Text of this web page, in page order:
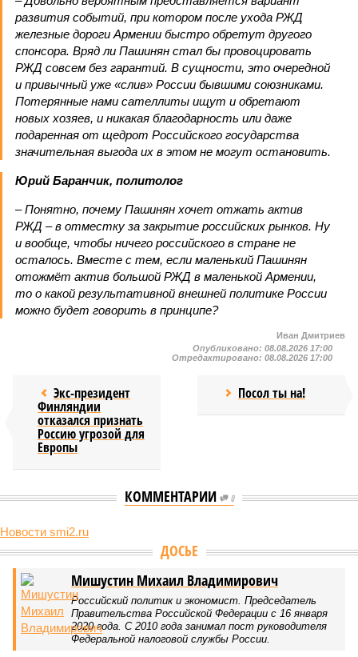
развития событий, при котором после ухода РЖД
железные дороги Армении быстро обретут другого
спонсора. Вряд ли Пашинян стал бы провоцировать
РЖД совсем без гарантий. В сущности, это очередной
и привычный уже «слив» России бывшими союзниками.
Потерянные нами сателлиты ищут и обретают
новых хозяев, и никакая благодарность или даже
подаренная от щедрот Российского государства
значительная выгода их в этом не могут остановить.
Юрий Баранчик, политолог
– Понятно, почему Пашинян хочет отжать актив
РЖД – в отместку за закрытие российских рынков. Ну
и вообще, чтобы ничего российского в стране не
осталось. Вместе с тем, если маленький Пашинян
отожмёт актив большой РЖД в маленькой Армении,
то о какой результативной внешней политике России
можно будет говорить в принципе?
Иван Дмитриев
Опубликовано: 08.08.2026 17:00
Отредактировано: 08.08.2026 17:00
Экс-президент
Финляндии
отказался признать
Россию угрозой для
Европы
Посол ты на!
КОММЕНТАРИИ 0
Новости smi2.ru
ДОСЬЕ
Мишустин Михаил Владимирович
Российский политик и экономист. Председатель
Правительства Российской Федерации с 16 января
2020 года. С 2010 года занимал пост руководителя
Федеральной налоговой службы России.